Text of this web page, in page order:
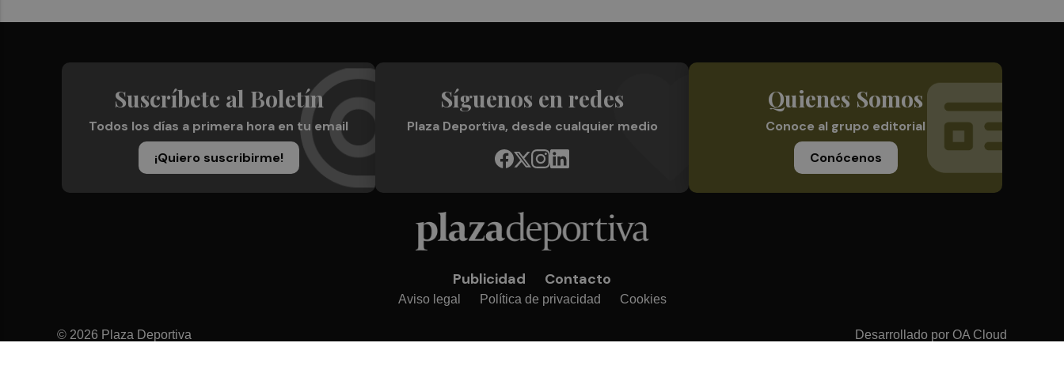
Suscríbete al Boletín
Todos los días a primera hora en tu email
¡Quiero suscribirme!
Síguenos en redes
Plaza Deportiva, desde cualquier medio
Quienes Somos
Conoce al grupo editorial
Conócenos
Publicidad Contacto
Aviso legal Política de privacidad Cookies
© 2026 Plaza Deportiva Desarrollado por OA Cloud